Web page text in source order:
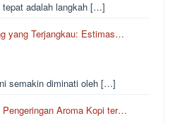
tepat adalah langkah […]
yang Terjangkau: Estimas…
semakin diminati oleh […]
Pengeringan Aroma Kopi ter…